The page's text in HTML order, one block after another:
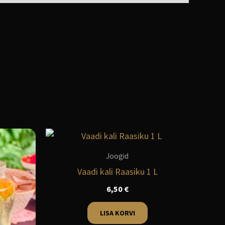
Joogid
Vaadi kali Raasiku 1 L
6,50 €
LISA KORVI